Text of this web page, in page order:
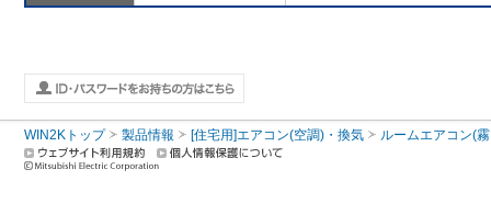
WIN2Kトップ 製品情報 [住宅用]エアコン(空調)・換気 ルームエアコン(